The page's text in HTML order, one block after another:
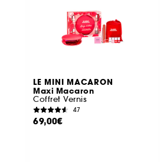
LE MINI MACARON
Maxi Macaron
Coffret Vernis
47
69,00€